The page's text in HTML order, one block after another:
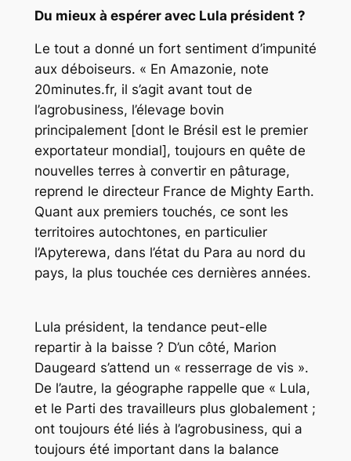
Du mieux à espérer avec Lula président ?
Le tout a donné un fort sentiment d’impunité
aux déboiseurs. « En Amazonie, note
20minutes.fr, il s’agit avant tout de
l’agrobusiness, l’élevage bovin
principalement [dont le Brésil est le premier
exportateur mondial], toujours en quête de
nouvelles terres à convertir en pâturage,
reprend le directeur France de Mighty Earth.
Quant aux premiers touchés, ce sont les
territoires autochtones, en particulier
l’Apyterewa, dans l’état du Para au nord du
pays, la plus touchée ces dernières années.
Lula président, la tendance peut-elle
repartir à la baisse ? D’un côté, Marion
Daugeard s’attend un « resserrage de vis ».
De l’autre, la géographe rappelle que « Lula,
et le Parti des travailleurs plus globalement ;
ont toujours été liés à l’agrobusiness, qui a
toujours été important dans la balance